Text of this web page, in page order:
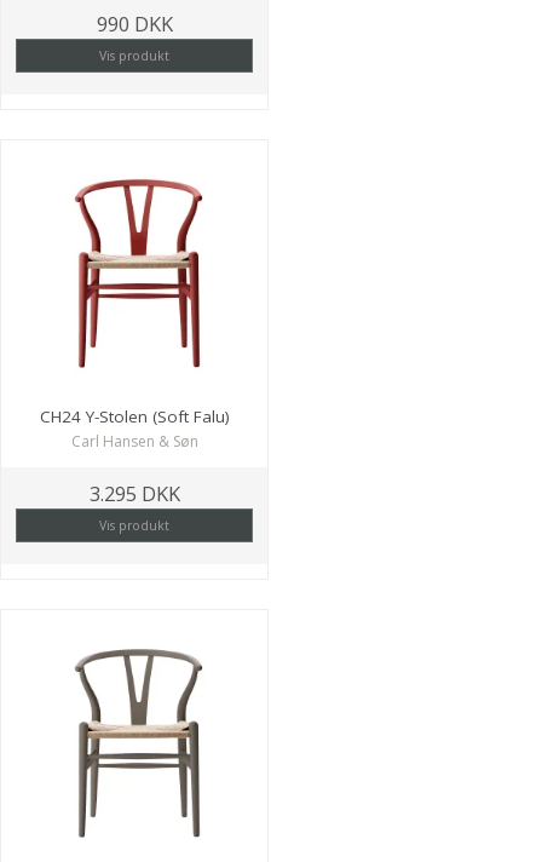
990 DKK
Vis produkt
CH24 Y-Stolen (Soft Falu)
Carl Hansen & Søn
3.295 DKK
Vis produkt